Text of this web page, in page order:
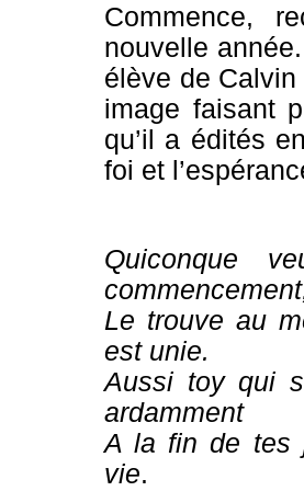
Commence,
nouvelle
élève de
image faisant
qu’il a édités
foi et
Quiconque
Le trouve au
est unie.
Aussi toy qui
ardamment
A la fin de tes
vie.